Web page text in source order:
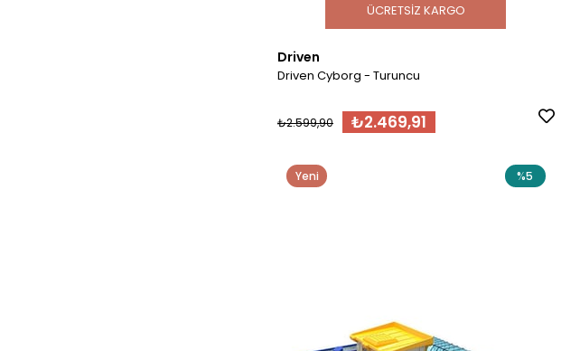
Driven
Driven Cyborg - Turuncu
₺2.469,91
₺2.599,90
ÜCRETSIZ KARGO
%5
Yeni